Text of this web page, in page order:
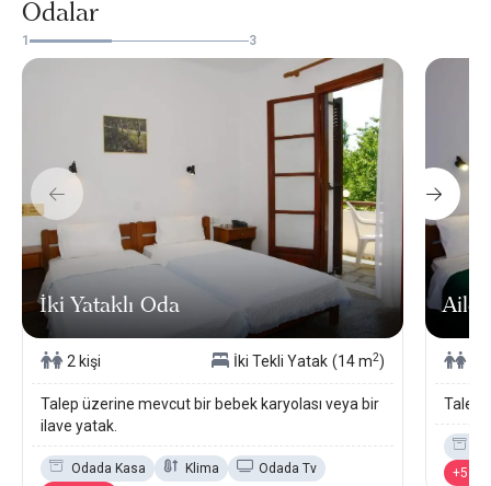
Odalar
1 3
İki Yataklı Oda
2 kişi İki Tekli Yatak (14 m2)
Talep üzerine mevcut bir bebek karyolası veya bir
ilave yatak.
Odada Kasa Klima
Odada Tv
Aile
Talep
+5